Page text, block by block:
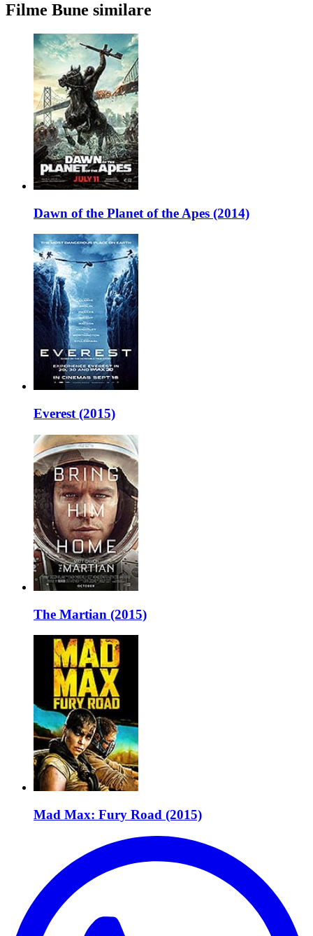
Filme Bune similare
Dawn of the Planet of the Apes (2014)
Everest (2015)
The Martian (2015)
Mad Max: Fury Road (2015)